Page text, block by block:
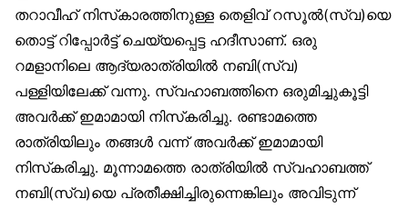
തറാവീഹ് നിസ്‌കാരത്തിനുള്ള തെളിവ് റസൂല്‍(സ്വ)യെ
തൊട്ട് റിപ്പോര്‍ട്ട് ചെയ്യപ്പെട്ട ഹദീസാണ്. ഒരു
റമളാനിലെ ആദ്യരാത്രിയില്‍ നബി(സ്വ)
പള്ളിയിലേക്ക് വന്നു. സ്വഹാബത്തിനെ ഒരുമിച്ചുകൂട്ടി
അവര്‍ക്ക് ഇമാമായി നിസ്‌കരിച്ചു. രണ്ടാമത്തെ
രാത്രിയിലും തങ്ങള്‍ വന്ന് അവര്‍ക്ക് ഇമാമായി
നിസ്‌കരിച്ചു. മൂന്നാമത്തെ രാത്രിയില്‍ സ്വഹാബത്ത്
നബി(സ്വ)യെ പ്രതീക്ഷിച്ചിരുന്നെങ്കിലും അവിടുന്ന്